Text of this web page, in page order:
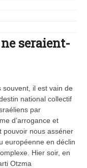
seraient-
il est vain de
national collectif
par
d’arrogance et
pouvoir nous asséner
européenne en déclin
Hier soir, en
Otzma